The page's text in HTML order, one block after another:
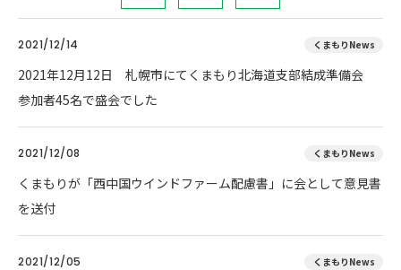
2021/12/14 くまもりNews
2021年12月12日 札幌市にてくまもり北海道支部結成準備会
参加者45名で盛会でした
2021/12/08 くまもりNews
くまもりが「西中国ウインドファーム配慮書」に会として意見書
を送付
2021/12/05 くまもりNews